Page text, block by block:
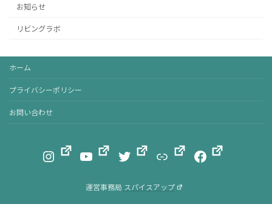
お知らせ
リビングラボ
ホーム
プライバシーポリシー
お問い合わせ
Instagram
YouTubeTwitter
リンク Facebook
運営事務局 スパイスアップ